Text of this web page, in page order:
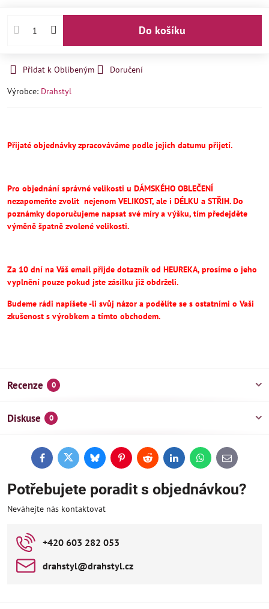
Do košíku
Přidat k Oblíbeným
Doručení
Výrobce: Drahstyl
Přijaté objednávky zpracováváme podle jejich datumu přijetí.
Pro objednání správné velikosti u DÁMSKÉHO OBLEČENÍ
nezapomeňte zvolit nejenom VELIKOST, ale i DÉLKU a STŘIH.Do
poznámky doporučujeme napsat své míry a výšku, tím předejděte
výměně špatně zvolené velikosti.
Za 10 dní na Váš email přijde dotazník od HEUREKA, prosíme o jeho
vyplnění pouze pokud jste zásilku již obdrželi.
Budeme rádi napíšete -li svůj názor a podělíte se s ostatními o Vaši
zkušenost s výrobkem a tímto obchodem.
Recenze 0
Diskuse 0
FacebookTwitterBlueskyPinterestReddit LinkedInWhatsApp
E-
mail
Potřebujete poradit s objednávkou?
Neváhejte nás kontaktovat
+420 603 282 053
drahstyl​@drahstyl​.cz